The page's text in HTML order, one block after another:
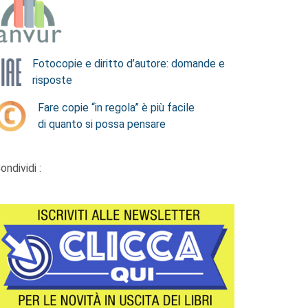
Fotocopie e diritto d’autore: domande e
risposte
Fare copie “in regola” è più facile
di quanto si possa pensare
: